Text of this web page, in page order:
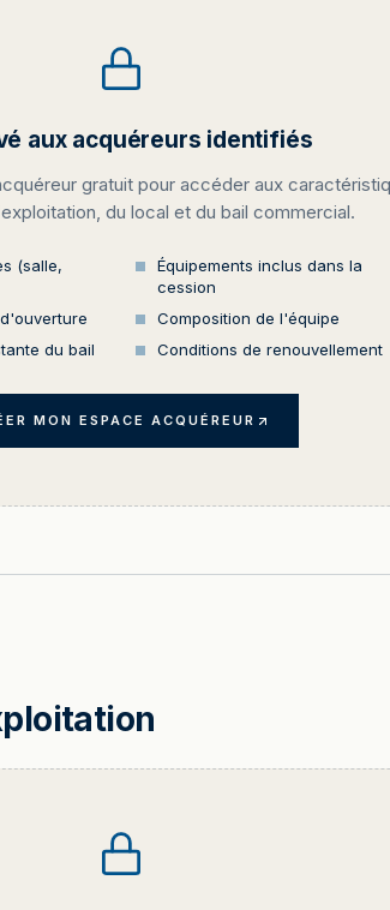
aux acquéreurs identifiés
gratuit pour accéder aux
du local et du bail commercial.
(salle,
Équipements inclus dans la
cession
Composition de l'équipe
du bail
Conditions de renouvellement
MON ESPACE ACQUÉREUR